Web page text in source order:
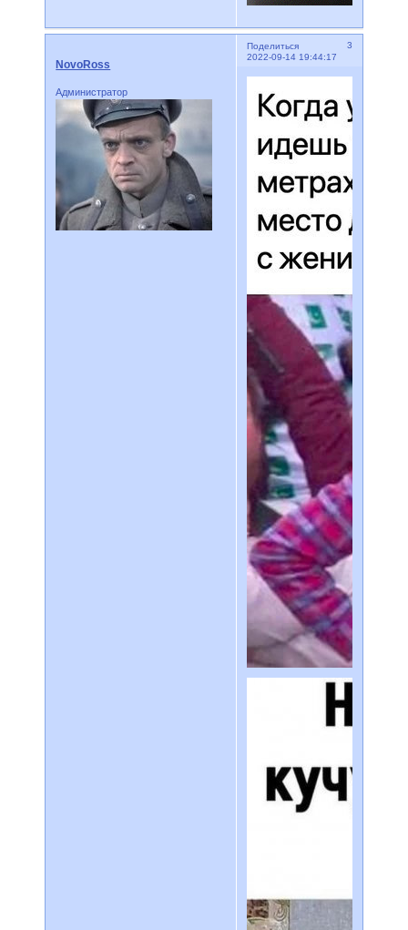
Поделиться
3
2022-09-14 19:44:17
NovoRoss
Администратор